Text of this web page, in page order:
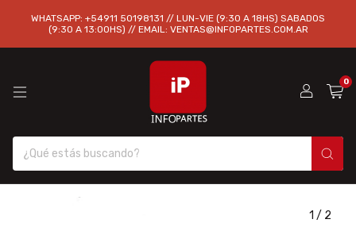
WHATSAPP: +54911 50198131 // LUN-VIE (9:30 A 18HS) SABADOS
(9:30 A 13:00HS) // EMAIL: VENTAS@INFOPARTES.COM.AR
0
1 / 2